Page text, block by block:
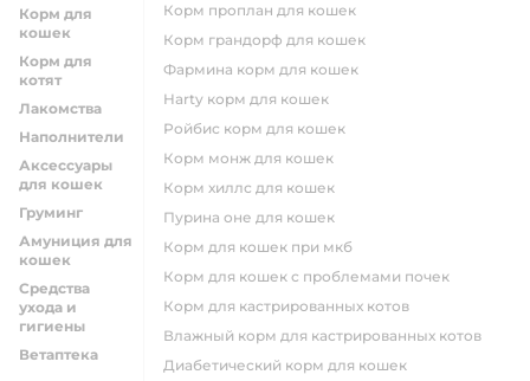
Корм для
кошек
Корм для
котят
Лакомства
Наполнители
Аксессуары
для кошек
Груминг
Амуниция для
кошек
Средства
ухода и
гигиены
Ветаптека
корм проплан для кошек
корм грандорф для кошек
фармина корм для кошек
harty корм для кошек
ройбис корм для кошек
корм монж для кошек
корм хиллс для кошек
пурина оне для кошек
корм для кошек при мкб
корм для кошек с проблемами почек
Корм для кастрированных котов
влажный корм для кастрированных котов
диабетический корм для кошек